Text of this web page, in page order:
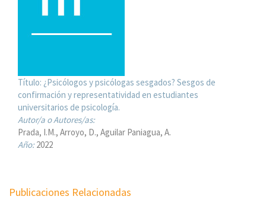
Título: ¿Psicólogos y psicólogas sesgados? Sesgos de
confirmación y representatividad en estudiantes
universitarios de psicología.
Autor/a o Autores/as:
Prada, I.M. Arroyo, D. Aguilar Paniagua, A.
Año:2022
Publicaciones Relacionadas